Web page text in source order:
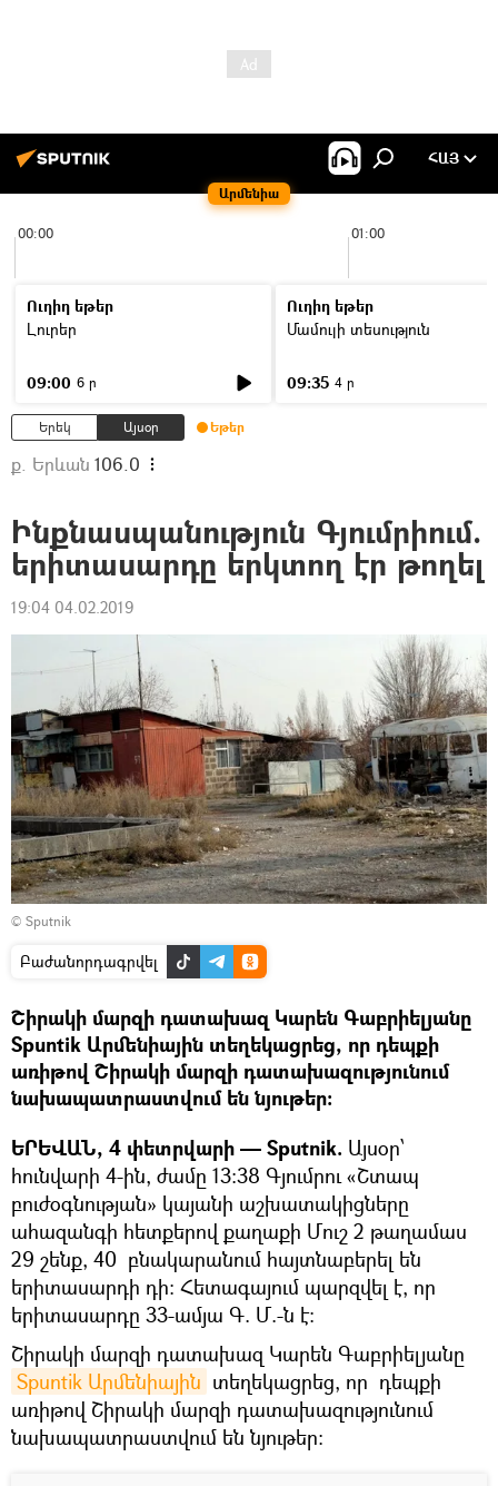
Արմենիա
ՀԱՅ
00:00 01:00
Ուղիղ եթեր
Լուրեր
09:00 6 ր
Ուղիղ եթեր
Մամուլի տեսություն
09:35 4 ր
Երեկ Այսօր Եթեր
ք. Երևան 106.0
Ինքնասպանություն Գյումրիում.
երիտասարդը երկտող էր թողել
19:04 04.02.2019
© Sputnik
Բաժանորդագրվել
Շիրակի մարզի դատախազ Կարեն Գաբրիելյանը
Spuntik Արմենիային տեղեկացրեց, որ դեպքի
առիթով Շիրակի մարզի դատախազությունում
նախապատրաստվում են նյութեր:
ԵՐԵՎԱՆ, 4 փետրվարի — Sputnik. Այսօր՝
հունվարի 4-ին, ժամը 13:38 Գյումրու «Շտապ
բուժօգնության» կայանի աշխատակիցները
ահազանգի հետքերով քաղաքի Մուշ 2 թաղամաս
29 շենք, 40 բնակարանում հայտնաբերել են
երիտասարդի դի: Հետագայում պարզվել է, որ
երիտասարդը 33-ամյա Գ. Մ.-ն է:
Շիրակի մարզի դատախազ Կարեն Գաբրիելյանը
Spuntik Արմենիային տեղեկացրեց, որ դեպքի
առիթով Շիրակի մարզի դատախազությունում
նախապատրաստվում են նյութեր: